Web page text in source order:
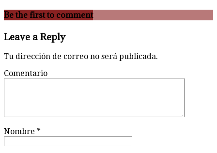
Be the first to comment
Leave a Reply
Tu dirección de correo no será publicada.
Comentario
Nombre *